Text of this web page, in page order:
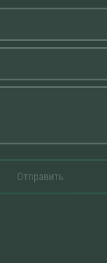
Отправить